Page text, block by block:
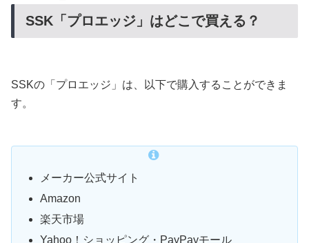
SSK「プロエッジ」はどこで買える？
SSKの「プロエッジ」は、以下で購入することができま
す。
メーカー公式サイト
Amazon
楽天市場
Yahoo！ショッピング・PayPayモール